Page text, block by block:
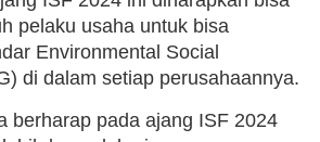
pelaku usaha untuk bisa
Environmental Social
di dalam setiap perusahaannya.
berharap pada ajang ISF 2024